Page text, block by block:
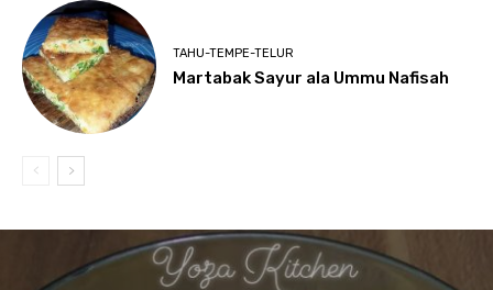
TAHU-TEMPE-TELUR
Martabak Sayur ala Ummu Nafisah